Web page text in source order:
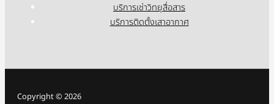
บริการเช่าวิทยุสื่อสาร
บริการติดตั้งเสาอากาศ
Copyright © 2026